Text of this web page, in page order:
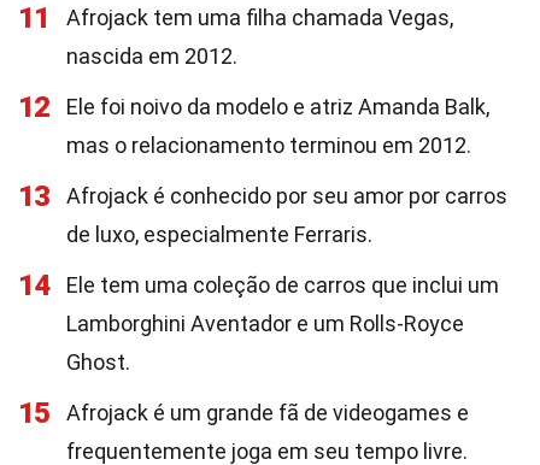
11
Afrojack tem uma filha chamada Vegas,
nascida em 2012.
12
Ele foi noivo da modelo e atriz Amanda Balk,
mas o relacionamento terminou em 2012.
13
Afrojack é conhecido por seu amor por carros
de luxo, especialmente Ferraris.
14
Ele tem uma coleção de carros que inclui um
Lamborghini Aventador e um Rolls-Royce
Ghost.
15
Afrojack é um grande fã de videogames e
frequentemente joga em seu tempo livre.